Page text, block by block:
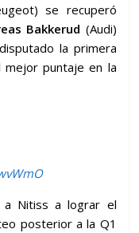
se recuperó
Bakkerud (Audi)
la primera
mejor puntaje en la
a Nitiss a lograr el
posterior a la Q1